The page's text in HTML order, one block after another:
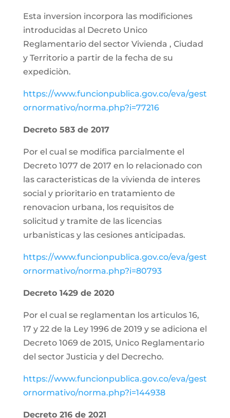
Esta inversion incorpora las modificiones
introducidas al Decreto Unico
Reglamentario del sector Vivienda , Ciudad
y Territorio a partir de la fecha de su
expediciòn.
https://www.funcionpublica.gov.co/eva/gest
ornormativo/norma.php?i=77216
Decreto 583 de 2017
Por el cual se modifica parcialmente el
Decreto 1077 de 2017 en lo relacionado con
las caracteristicas de la vivienda de interes
social y prioritario en tratamiento de
renovacion urbana, los requisitos de
solicitud y tramite de las licencias
urbanisticas y las cesiones anticipadas.
https://www.funcionpublica.gov.co/eva/gest
ornormativo/norma.php?i=80793
Decreto 1429 de 2020
Por el cual se reglamentan los articulos 16,
17 y 22 de la Ley 1996 de 2019 y se adiciona el
Decreto 1069 de 2015, Unico Reglamentario
del sector Justicia y del Decrecho.
https://www.funcionpublica.gov.co/eva/gest
ornormativo/norma.php?i=144938
Decreto 216 de 2021